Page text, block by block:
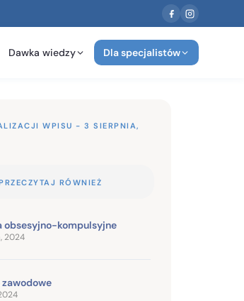
Dawka wiedzy Dla specjalistów
WPISU - 3 SIERPNIA,
RÓWNIEŻ
obsesyjno-kompulsyjne
2024